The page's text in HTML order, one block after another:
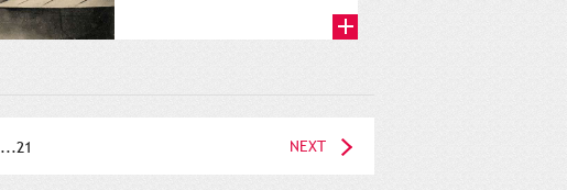
...21 NEXT